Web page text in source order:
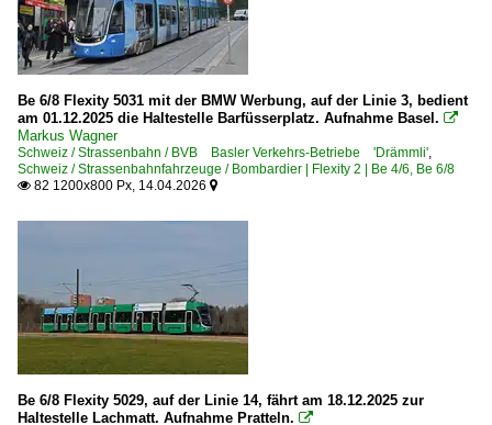
Be 6/8 Flexity 5031 mit der BMW Werbung, auf der Linie 3, bedient
am 01.12.2025 die Haltestelle Barfüsserplatz. Aufnahme Basel. 
Markus Wagner
Schweiz / Strassenbahn / BVB Basler Verkehrs-Betriebe 'Drämmli',
Schweiz / Strassenbahnfahrzeuge / Bombardier | Flexity 2 | Be 4/6, Be 6/8
 82 1200x800 Px, 14.04.2026 
Be 6/8 Flexity 5029, auf der Linie 14, fährt am 18.12.2025 zur
Haltestelle Lachmatt. Aufnahme Pratteln. 